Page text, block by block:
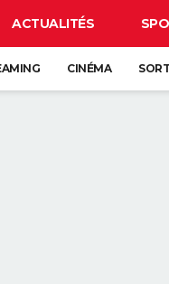
ACTUALITÉS
CINÉMA